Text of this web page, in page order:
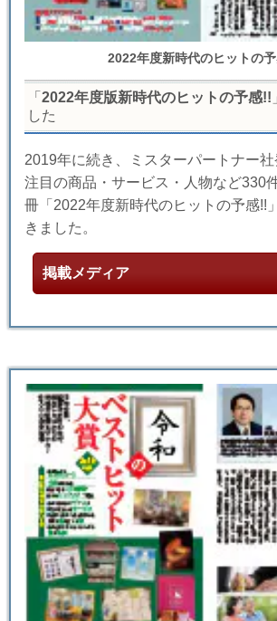
2022年度新時代のヒットの
「 2022年度版新時代のヒットの予感!!
した
2019年に続き、ミスターパートナー
注目の商品・サービス・人物など330
冊「2022年度新時代のヒットの予感!!
きました。
掲載メディア